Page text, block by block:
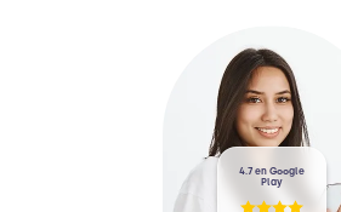
4.7 en Google
Play